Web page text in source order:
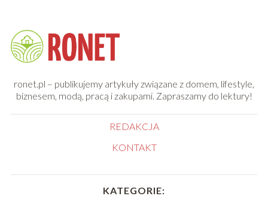
ronet.pl – publikujemy artykuły związane z domem, lifestyle,
biznesem, modą, pracą i zakupami. Zapraszamy do lektury!
REDAKCJA
KONTAKT
KATEGORIE: